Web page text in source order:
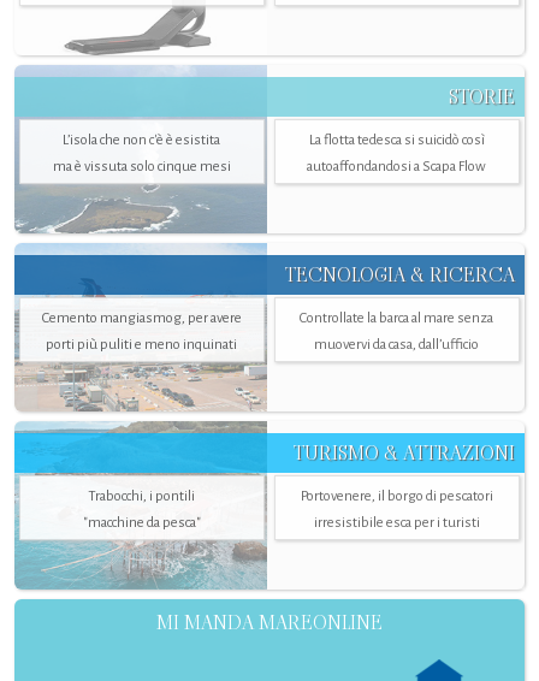
STORIE
L’isola che non c'è è esistita
ma è vissuta solo cinque mesi
La flotta tedesca si suicidò così
autoaffondandosi a Scapa Flow
TECNOLOGIA & RICERCA
Cemento mangiasmog, per avere
porti più puliti e meno inquinati
Controllate la barca al mare senza
muovervi da casa, dall’ufficio
TURISMO & ATTRAZIONI
Trabocchi, i pontili
"macchine da pesca"
Portovenere, il borgo di pescatori
irresistibile esca per i turisti
MI MANDA MAREONLINE